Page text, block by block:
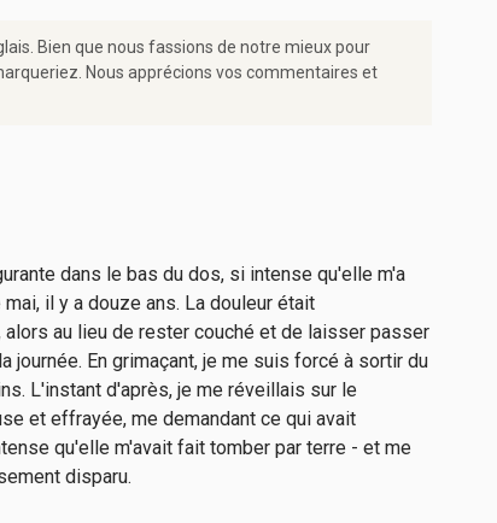
Bien que nous fassions de notre mieux pour
Nous apprécions vos commentaires et
dans le bas du dos, si intense qu'elle m'a
il y a douze ans. La douleur était
au lieu de rester couché et de laisser passer
journée. En grimaçant, je me suis forcé à sortir du
L'instant d'après, je me réveillais sur le
et effrayée, me demandant ce qui avait
qu'elle m'avait fait tomber par terre - et me
disparu.